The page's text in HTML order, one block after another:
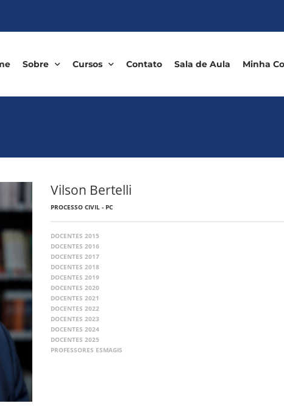
Sobre Cursos Contato Sala de Aula Minha
Vilson Bertelli
PROCESSO CIVIL - PC
DOCENTES 2015
DOCENTES 2016
DOCENTES 2017
DOCENTES 2018
DOCENTES 2019
DOCENTES 2020
DOCENTES 2021
DOCENTES 2022
DOCENTES 2023
DOCENTES 2024
DOCENTES 2025
PROFESSORES ESMAGIS